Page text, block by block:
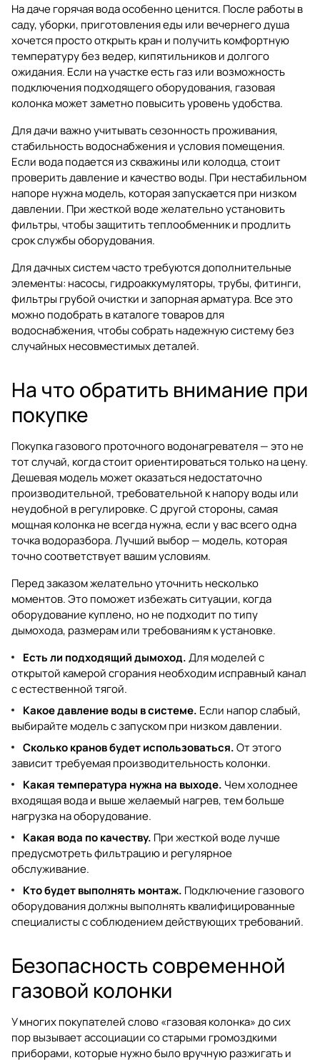
На даче горячая вода особенно ценится. После работы в
саду, уборки, приготовления еды или вечернего душа
хочется просто открыть кран и получить комфортную
температуру без ведер, кипятильников и долгого
ожидания. Если на участке есть газ или возможность
подключения подходящего оборудования, газовая
колонка может заметно повысить уровень удобства.
Для дачи важно учитывать сезонность проживания,
стабильность водоснабжения и условия помещения.
Если вода подается из скважины или колодца, стоит
проверить давление и качество воды. При нестабильном
напоре нужна модель, которая запускается при низком
давлении. При жесткой воде желательно установить
фильтры, чтобы защитить теплообменник и продлить
срок службы оборудования.
Для дачных систем часто требуются дополнительные
элементы: насосы, гидроаккумуляторы, трубы, фитинги,
фильтры грубой очистки и запорная арматура. Все это
можно подобрать в каталогетоваров для
водоснабжения, чтобы собрать надежную систему без
случайных несовместимых деталей.
На что обратить внимание при
покупке
Покупка газового проточного водонагревателя — это не
тот случай, когда стоит ориентироваться только на цену.
Дешевая модель может оказаться недостаточно
производительной, требовательной к напору воды или
неудобной в регулировке. С другой стороны, самая
мощная колонка не всегда нужна, если у вас всего одна
точка водоразбора. Лучший выбор — модель, которая
точно соответствует вашим условиям.
Перед заказом желательно уточнить несколько
моментов. Это поможет избежать ситуации, когда
оборудование куплено, но не подходит по типу
дымохода, размерам или требованиям к установке.
Есть ли подходящий дымоход.Для моделей с
открытой камерой сгорания необходим исправный канал
с естественной тягой.
Какое давление воды в системе. Если напор слабый,
выбирайте модель с запуском при низком давлении.
Сколько кранов будет использоваться.От этого
зависит требуемая производительность колонки.
Какая температура нужна на выходе. Чем холоднее
входящая вода и выше желаемый нагрев, тем больше
нагрузка на оборудование.
Какая вода по качеству. При жесткой воде лучше
предусмотреть фильтрацию и регулярное
обслуживание.
Кто будет выполнять монтаж. Подключение газового
оборудования должны выполнять квалифицированные
специалисты с соблюдением действующих требований.
Безопасность современной
газовой колонки
У многих покупателей слово «газовая колонка» до сих
пор вызывает ассоциации со старыми громоздкими
приборами, которые нужно было вручную разжигать и